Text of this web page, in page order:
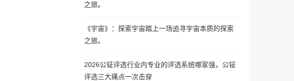
之旅。
《宇宙》：探索宇宙踏上一场追寻宇宙本质的探索
之旅。
2026公钲评选行业内专业的评选系统哪家强，公钲
评选三大痛点一次击穿